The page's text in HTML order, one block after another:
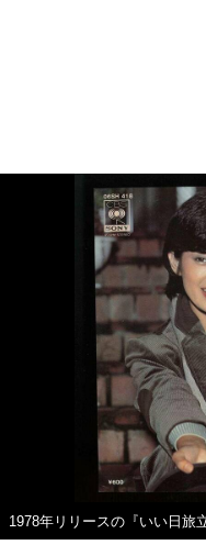
1978年リリースの『いい日旅